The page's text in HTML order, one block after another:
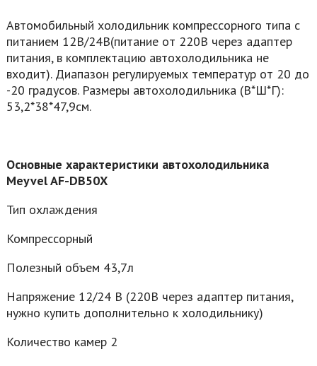
Автомобильный холодильник компрессорного типа с
питанием 12В/24В(питание от 220В через адаптер
питания, в комплектацию автохолодильника не
входит). Диапазон регулируемых температур от 20 до
-20 градусов. Размеры автохолодильника (В*Ш*Г):
53,2*38*47,9см.
Основные характеристики автохолодильника
Meyvel AF-DB50X
Тип охлаждения
Компрессорный
Полезный объем 43,7л
Напряжение 12/24 В (220В через адаптер питания,
нужно купить дополнительно к холодильнику)
Количество камер 2